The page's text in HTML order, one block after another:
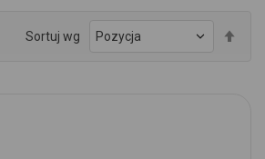
Sortuj wg